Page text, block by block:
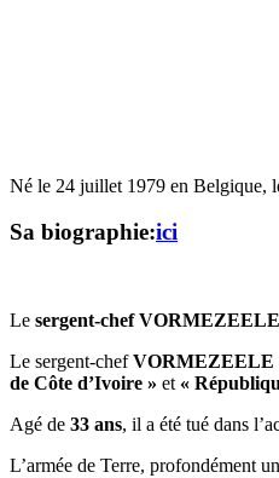
Né le 24 juillet 1979 en Belgique,
Sa biographie:ici
Le sergent-chef VORMEZEELE
Le sergent-chefVORMEZEELE
de Côte d’Ivoire » et «
Agé de 33 ans, il a été tué dans
L’armée de Terre, profondément